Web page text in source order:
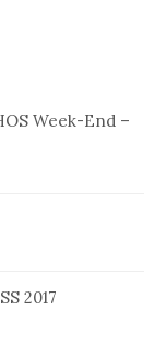
Week-End –
2017